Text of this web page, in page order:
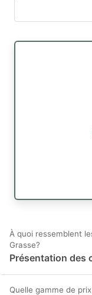
À quoi ressemblent
Grasse?
Présentation des
Quelle gamme de